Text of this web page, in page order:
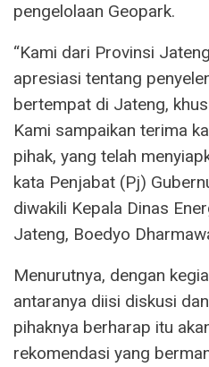
pengelolaan Geopark.
“Kami dari Provinsi
apresiasi tentang
bertempat di Jateng,
Kami sampaikan terima
pihak, yang telah
kata Penjabat (Pj)
diwakili Kepala Dinas
Jateng, Boedyo
Menurutnya, dengan
antaranya diisi diskusi
pihaknya berharap itu
rekomendasi yang